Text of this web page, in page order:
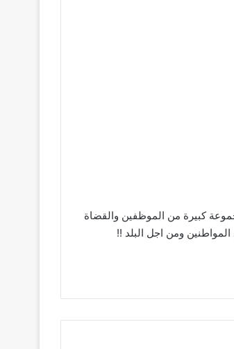
كبيرة من الموظفين والقضاة
ومن اجل البلد !!